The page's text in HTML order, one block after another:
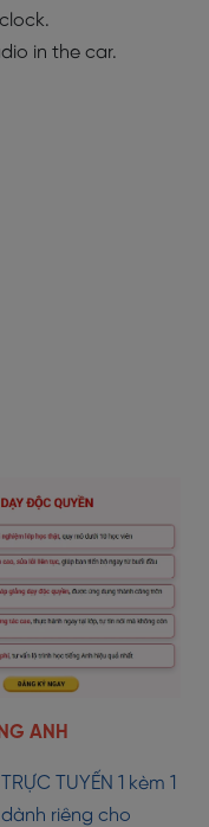
in the car.
ANH
TUYẾN 1 kèm 1
riêng cho